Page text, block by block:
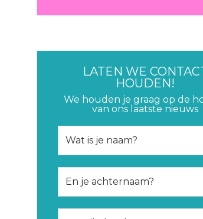
LATEN WE
HOUDEN!
We houden je graag op de
van ons laatste nieuws